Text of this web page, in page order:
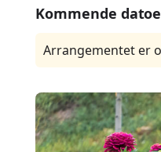
Kommende
Arrangementet er